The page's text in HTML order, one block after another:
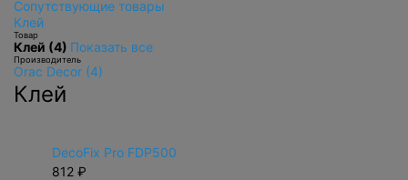
Сопутствующие товары
Клей
Товар
Клей (4) Показать все
Производитель
Orac Decor (4)
Клей
DecoFix Pro FDP500
812 ₽